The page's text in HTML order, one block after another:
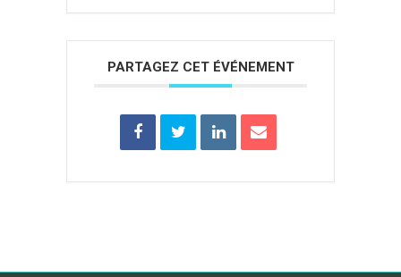
PARTAGEZ CET ÉVÉNEMENT